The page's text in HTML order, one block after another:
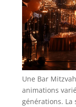
Une Bar
animations
générations. La